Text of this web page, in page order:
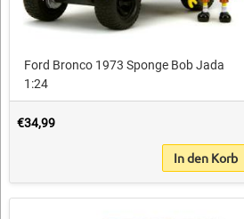
Ford Bronco 1973 Sponge Bob Jada
1:24
€34,99
In den Korb